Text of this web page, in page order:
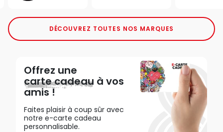
DÉCOUVREZ TOUTES NOS MARQUES
Offrez une
carte cadeau à vos
amis !
Faites plaisir à coup sûr avec
notre e-carte cadeau
personnalisable.